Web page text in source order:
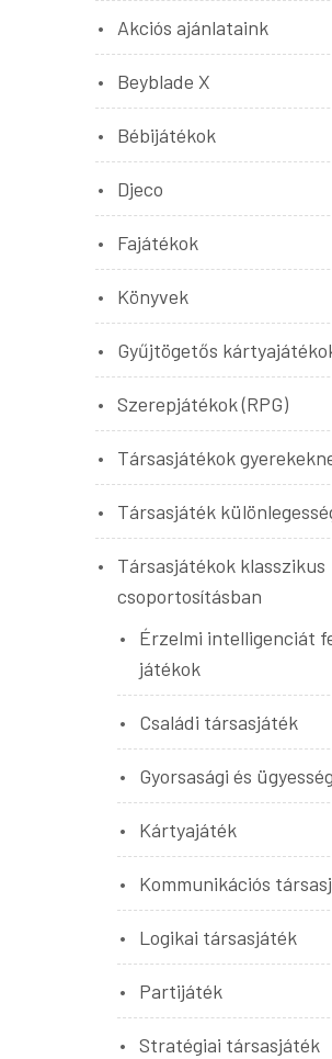
Akciós ajánlataink
Beyblade X
Bébijátékok
Djeco
Fajátékok
Könyvek
Gyűjtögetős
Szerepjátékok (RPG)
Társasjátékok
Társasjáték
Társasjátékok klasszikus
csoportosításban
Érzelmi intelligenciát
játékok
Családi társasjáték
Gyorsasági és
Kártyajáték
Kommunikációs
Logikai társasjáték
Partijáték
Stratégiai társasjáték